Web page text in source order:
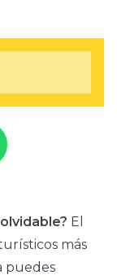
El
más
puedes